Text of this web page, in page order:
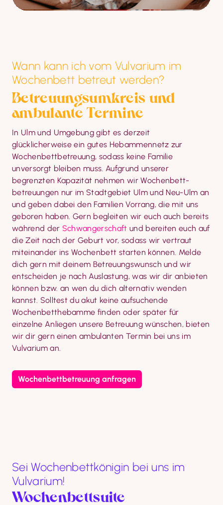
Wann kann ich vom Vulvarium im
Wochenbett betreut werden?
Betreuungsumkreis und
ambulante Termine
In Ulm und Umgebung gibt es derzeit
glücklicherweise ein gutes Hebammennetz zur
Wochenbettbetreuung, sodass keine Familie
unversorgt bleiben muss. Aufgrund unserer
begrenzten Kapazität nehmen wir Wochenbett­
betreuungen nur im Stadtgebiet Ulm und Neu-Ulm an
und geben dabei den Familien Vorrang, die mit uns
geboren haben. Gern begleiten wir euch auch bereits
während der Schwangerschaft und bereiten euch auf
die Zeit nach der Geburt vor, sodass wir vertraut
miteinander ins Wochenbett starten können. Melde
dich gern mit deinem Betreuungswunsch und wir
entscheiden je nach Auslastung, was wir dir anbieten
können bzw. an wen du dich alternativ wenden
kannst. Solltest du akut keine aufsuchende
Wochenbett­hebamme finden oder später für
einzelne Anliegen unsere Betreuung wünschen, bieten
wir dir gern einen ambulanten Termin bei uns im
Vulvarium an.
Wochenbettbetreuung anfragen
Sei Wochenbettkönigin bei uns im
Vulvarium!
Wochenbettsuite